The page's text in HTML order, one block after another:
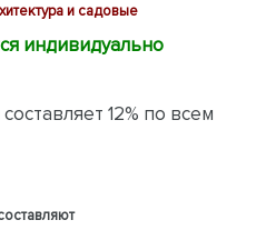
и садовые
индивидуально
12% по всем